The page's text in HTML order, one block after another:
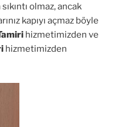
olmaz, ancak
kapıyı açmaz böyle
hizmetimizden ve
hizmetimizden